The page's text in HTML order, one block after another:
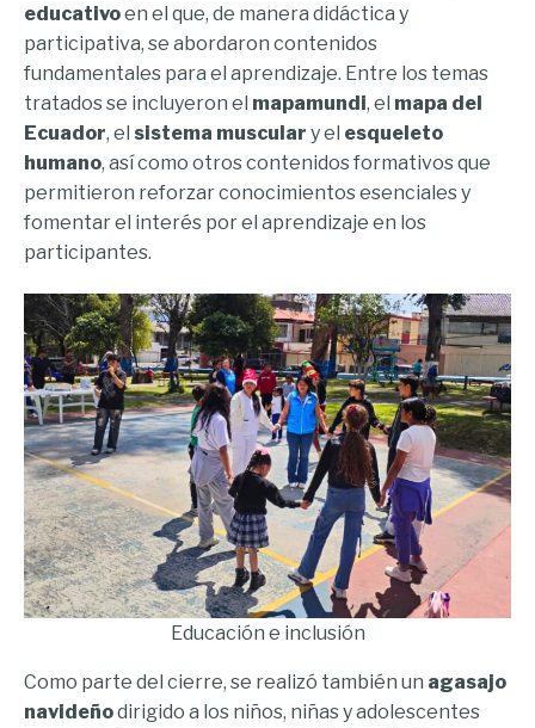
educativoen el que, de manera didáctica y
participativa, se abordaron contenidos
fundamentales para el aprendizaje. Entre los temas
tratados se incluyeron el mapamundi, el mapa del
Ecuador, el sistema muscular y el esqueleto
humano, así como otros contenidos formativos que
permitieron reforzar conocimientos esenciales y
fomentar el interés por el aprendizaje en los
participantes.
Educación e inclusión
Como parte del cierre, se realizó también un agasajo
navideñodirigido a los niños, niñas y adolescentes